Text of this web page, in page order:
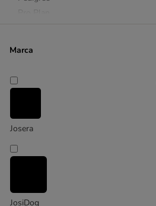
Taste of the Wild
Alimentação mista
Cachorros
Esterilizados
Marca
Josera
JosiDog